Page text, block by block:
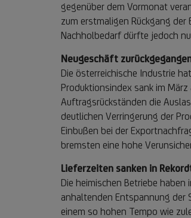
gegenüber dem Vormonat
zum erstmaligen Rückgang
Nachholbedarf dürfte jedoch
Neugeschäft
Die österreichische Industrie
Produktionsindex sank im
Auftragsrückständen die
deutlichen Verringerung der
Einbußen bei der
bremsten eine hohe
Lieferzeiten sanken in
Die heimischen Betriebe
anhaltenden Entspannung der
einem so hohen Tempo wie